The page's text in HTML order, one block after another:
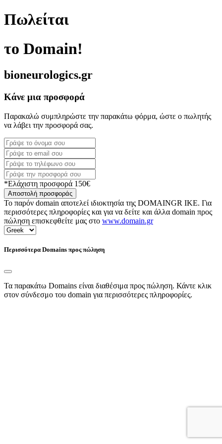
Πωλείται
το Domain!
bioneurologics.gr
Κάνε μια προσφορά
Παρακαλώ συμπληρώστε την παρακάτω φόρμα, ώστε ο πωλητής
να λάβει την προσφορά σας.
*Ελάχιστη προσφορά 150€
Αποστολή προσφοράς
Το παρόν domain αποτελεί ιδιοκτησία της DOMAINGR ΙΚΕ. Για
περισσότερες πληροφορίες και για να δείτε και άλλα domain προς
πώληση επισκεφθείτε μας στο www.domain.gr
Περισσότερα Domains προς πώληση
Τα παρακάτω Domains είναι διαθέσιμα προς πώληση. Κάντε κλικ
στον σύνδεσμο του domain για περισσότερες πληροφορίες.